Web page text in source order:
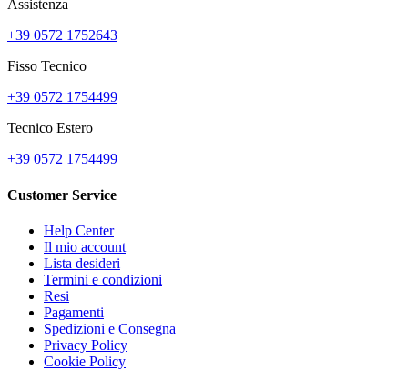
Assistenza
+39 0572 1752643
Fisso Tecnico
+39 0572 1754499
Tecnico Estero
+39 0572 1754499
Customer Service
Help Center
Il mio account
Lista desideri
Termini e condizioni
Resi
Pagamenti
Spedizioni e Consegna
Privacy Policy
Cookie Policy